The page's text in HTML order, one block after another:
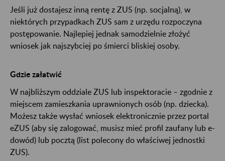
Jeśli już dostajesz inną rentę z ZUS (np. socjalną), w
niektórych przypadkach ZUS sam z urzędu rozpoczyna
postępowanie. Najlepiej jednak samodzielnie złożyć
wniosek jak najszybciej po śmierci bliskiej osoby.
Gdzie załatwić
W najbliższym oddziale ZUS lub inspektoracie – zgodnie z
miejscem zamieszkania uprawnionych osób (np. dziecka).
Możesz także wysłać wniosek elektronicznie przez portal
eZUS (aby się zalogować, musisz mieć profil zaufany lub e-
dowód) lub pocztą (list polecony do właściwej jednostki
ZUS).